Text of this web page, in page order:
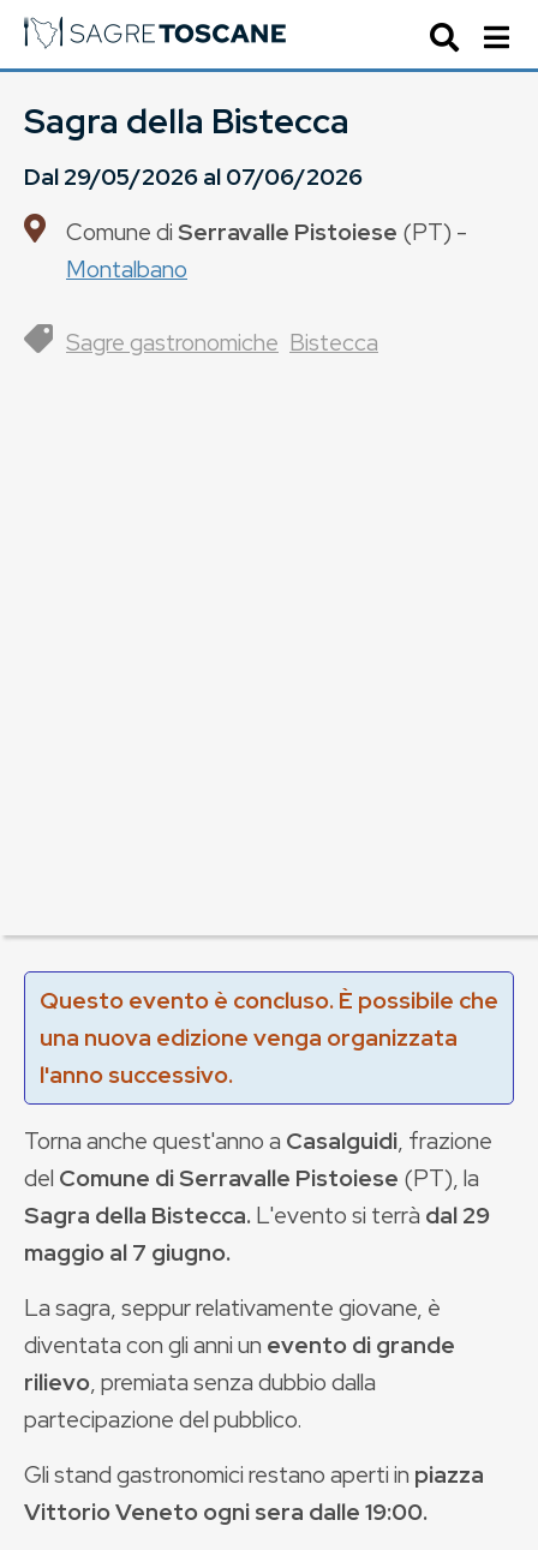
Sagra della Bistecca
Dal29/05/2026al07/06/2026
Comune diSerravalle Pistoiese (PT) -
Montalbano
Sagre gastronomiche Bistecca
Questo evento è concluso. È possibile che
una nuova edizione venga organizzata
l'anno successivo.
Torna anche quest'anno a Casalguidi, frazione
del Comune di Serravalle Pistoiese (PT), la
Sagra della Bistecca.L'evento si terrà dal 29
maggio al 7 giugno.
La sagra, seppur relativamente giovane, è
diventata con gli anni un evento di grande
rilievo, premiata senza dubbio dalla
partecipazione del pubblico.
Gli stand gastronomici restano aperti in piazza
Vittorio Veneto ogni sera dalle 19:00.